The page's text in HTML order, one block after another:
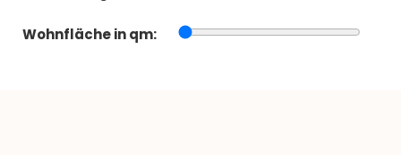
Wohnfläche in qm: